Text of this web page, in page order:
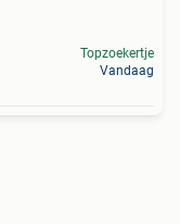
Topzoekertje
Vandaag